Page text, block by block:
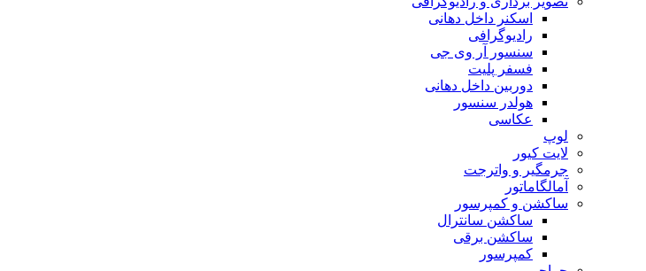
اسکنر داخل دهانی
رادیوگرافی
سنسور آر وی جی
فسفر پلیت
دوربین داخل دهانی
هولدر سنسور
عکاسی
لوپ
لایت کیور
جرمگیر و واترجت
آمالگاماتور
ساکشن و کمپرسور
ساکشن سانترال
ساکشن برقی
کمپرسور